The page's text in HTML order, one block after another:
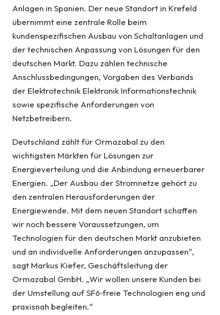
Anlagen in Spanien. Der neue Standort in Krefeld
übernimmt eine zentrale Rolle beim
kundenspezifischen Ausbau von Schaltanlagen und
der technischen Anpassung von Lösungen für den
deutschen Markt. Dazu zählen technische
Anschlussbedingungen, Vorgaben des Verbands
der Elektrotechnik Elektronik Informationstechnik
sowie spezifische Anforderungen von
Netzbetreibern.
Deutschland zählt für Ormazabal zu den
wichtigsten Märkten für Lösungen zur
Energieverteilung und die Anbindung erneuerbarer
Energien. „Der Ausbau der Stromnetze gehört zu
den zentralen Herausforderungen der
Energiewende. Mit dem neuen Standort schaffen
wir noch bessere Voraussetzungen, um
Technologien für den deutschen Markt anzubieten
und an individuelle Anforderungen anzupassen“,
sagt Markus Kiefer, Geschäftsleitung der
Ormazabal GmbH. „Wir wollen unsere Kunden bei
der Umstellung auf SF6‑freie Technologien eng und
praxisnah begleiten.“